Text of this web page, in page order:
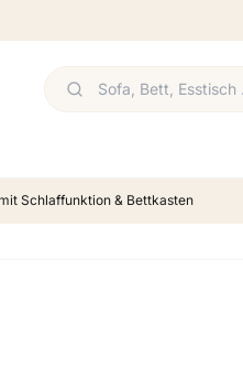
Schlaffunktion & Bettkasten